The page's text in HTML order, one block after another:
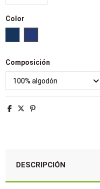
Color
Composición
DESCRIPCIÓN